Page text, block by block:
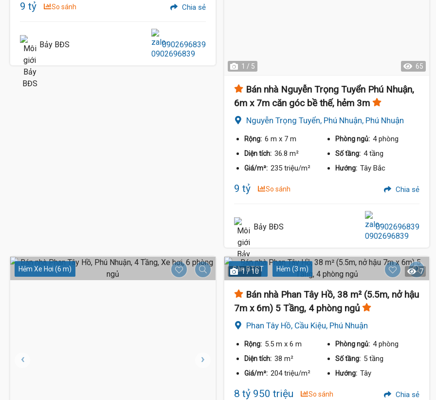
9 tỷ So sánh Chia sẻ
Bảy BĐS 0902696839
1 / 5 65
Bán nhà Nguyễn Trọng Tuyển Phú Nhuận,
6m x 7m căn góc bề thế, hẻm 3m
Nguyễn Trọng Tuyển, Phú Nhuận, Phú Nhuận
Rộng: 6 m x 7 m Phòng ngủ: 4 phòng
Diện tích: 36.8 m² Số tầng: 4 tầng
Giá/m²: 235 triệu/m² Hướng: Tây Bắc
9 tỷ So sánh Chia sẻ
Bảy BĐS 0902696839
Hẻm Xe Hơi (6 m) Sàn BTCT Hẻm (3 m)
1 / 10 7
Bán nhà Phan Tây Hồ, 38 m² (5.5m, nở hậu
7m x 6m) 5 Tầng, 4 phòng ngủ
Phan Tây Hồ, Cầu Kiệu, Phú Nhuận
Rộng: 5.5 m x 6 m Phòng ngủ: 4 phòng
Diện tích: 38 m² Số tầng: 5 tầng
Giá/m²: 204 triệu/m² Hướng: Tây
8 tỷ 950 triệu So sánh Chia sẻ